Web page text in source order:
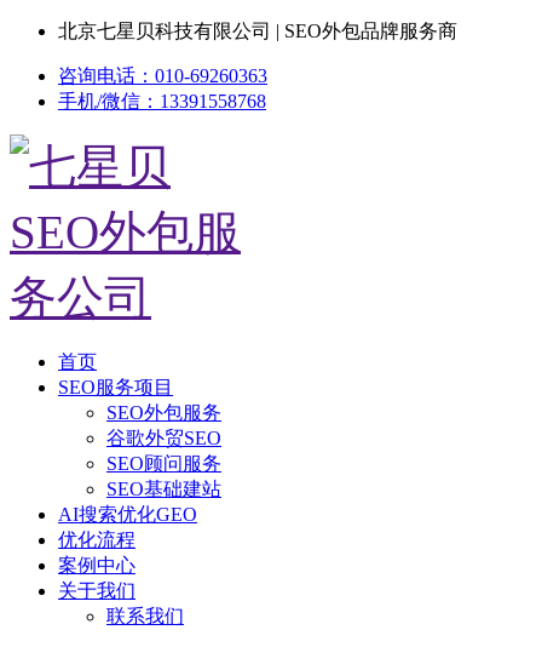
北京七星贝科技有限公司 | SEO外包品牌服务商
咨询电话：010-69260363
手机/微信：13391558768
首页
SEO服务项目
SEO外包服务
谷歌外贸SEO
SEO顾问服务
SEO基础建站
AI搜索优化GEO
优化流程
案例中心
关于我们
联系我们